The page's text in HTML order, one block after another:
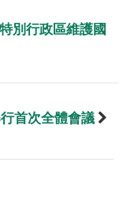
別行政區維護國
首次全體會議